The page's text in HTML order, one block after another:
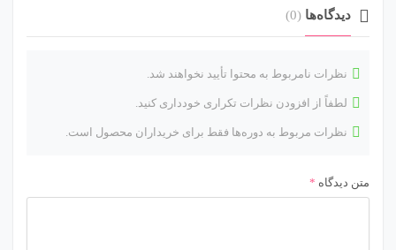
دیدگاه‌ها (0)
نظرات نامربوط به محتوا تأیید نخواهند شد.
لطفاً از افزودن نظرات تکراری خودداری کنید.
نظرات مربوط به دوره‌ها فقط برای خریداران محصول است.
متن دیدگاه *